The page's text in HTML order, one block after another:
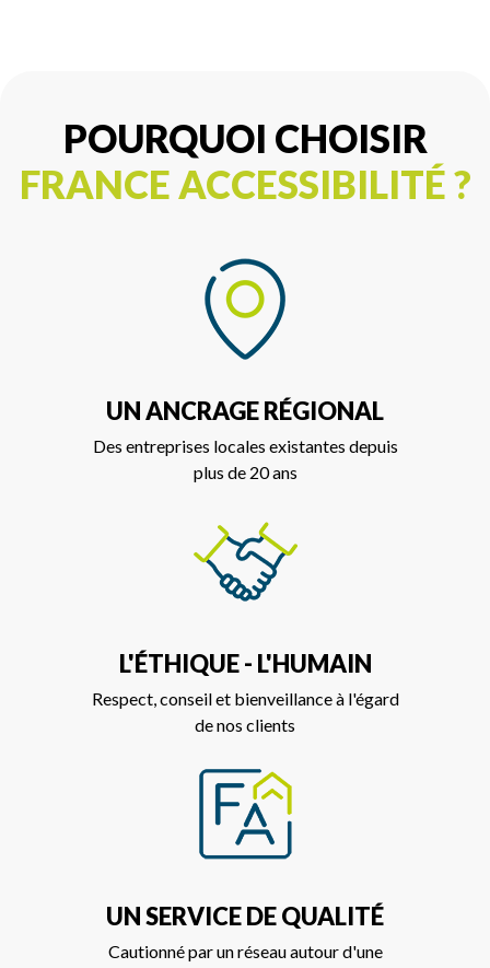
POURQUOI CHOISIR
FRANCE ACCESSIBILITÉ ?
UN ANCRAGE RÉGIONAL
Des entreprises locales existantes depuis
plus de 20 ans
L'ÉTHIQUE - L'HUMAIN
Respect, conseil et bienveillance à l'égard
de nos clients
UN SERVICE DE QUALITÉ
Cautionné par un réseau autour d'une